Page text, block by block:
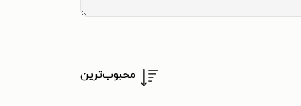
محبوب‌ترین